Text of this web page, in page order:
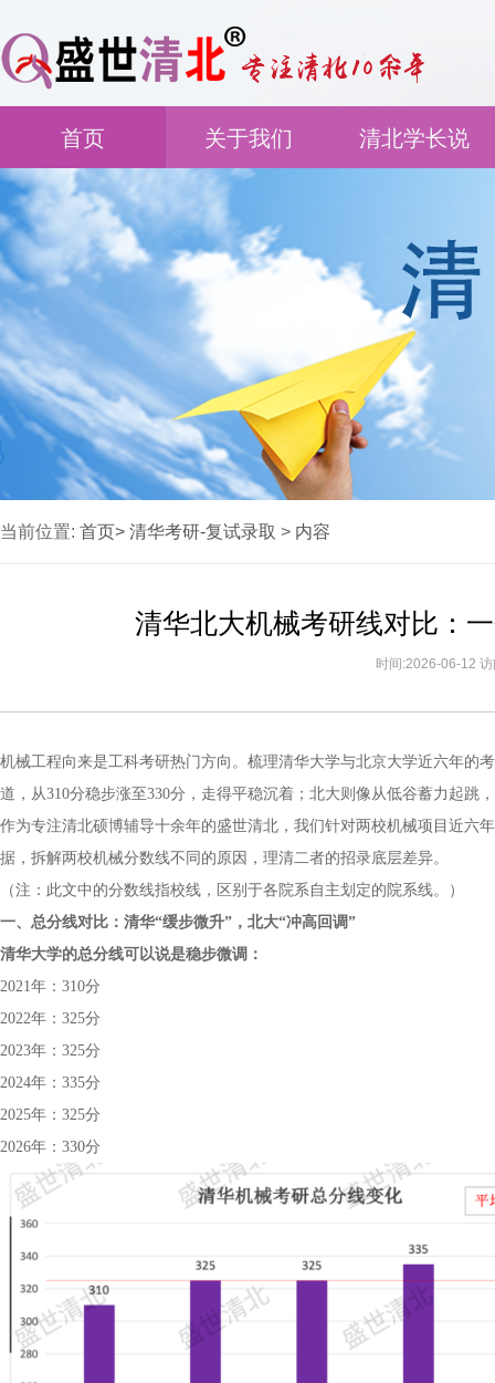
首页 关于我们 清北学长说
当前位置: 首页> 清华考研-复试录取 > 内容
清华北大机械考研线对比：一
时间:2026-06-12
机械工程向来是工科考研热门方向。梳理清华大学与北京大学近六年的
道，从310分稳步涨至330分，走得平稳沉着；北大则像从低谷蓄力起
作为专注清北硕博辅导十余年的盛世清北，我们针对两校机械项目近六
据，拆解两校机械分数线不同的原因，理清二者的招录底层差异。
（注：此文中的分数线指校线，区别于各院系自主划定的院系线。）
一、总分线对比：清华“缓步微升”，北大“冲高回调”
清华大学的总分线可以说是稳步微调：
2021年：310分
2022年：325分
2023年：325分
2024年：335分
2025年：325分
2026年：330分